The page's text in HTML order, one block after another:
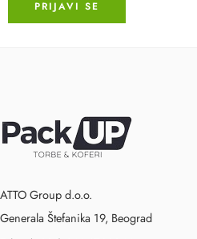
ATTO Group d.o.o.
Generala Štefanika 19, Beograd